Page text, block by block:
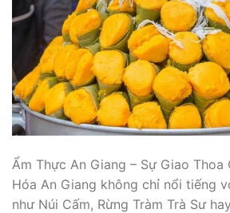
Ẩm Thực An Giang – Sự Giao Thoa
Hóa An Giang không chỉ nổi tiếng
như Núi Cấm, Rừng Tràm Trà Sư